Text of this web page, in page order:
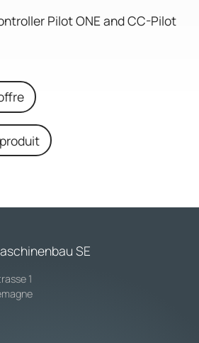
Pilot ONE and CC-Pilot
SE
1